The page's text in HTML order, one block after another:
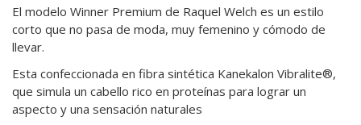
El modelo Winner Premium de Raquel Welch es un estilo
corto que no pasa de moda, muy femenino y cómodo de
llevar.
Esta confeccionada en fibra sintética Kanekalon Vibralite®,
que simula un cabello rico en proteínas para lograr un
aspecto y una sensación naturales